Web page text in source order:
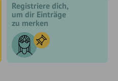
Registriere dich,
um dir Einträge
zu merken